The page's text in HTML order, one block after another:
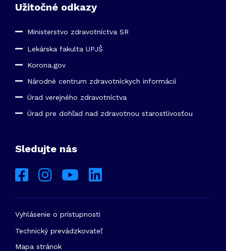
Užitočné odkazy
Ministerstvo zdravotníctva SR
Lekárska fakulta UPJŠ
Korona.gov
Národné centrum zdravotníckych informácií
Úrad verejného zdravotníctva
Úrad pre dohľad nad zdravotnou starostlivosťou
Sledujte nás
Vyhlásenie o prístupnosti
Technický prevádzkovateľ
Mapa stránok